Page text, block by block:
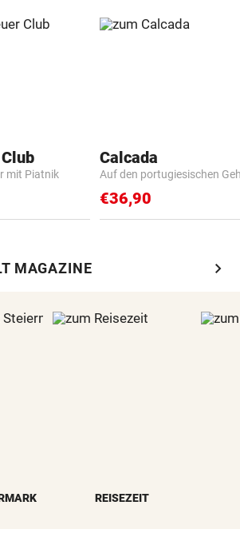
mit Piatnik
Calcada
Auf den portugiesischen
€36,90
MAGAZINE chevron_right
REISEZEIT